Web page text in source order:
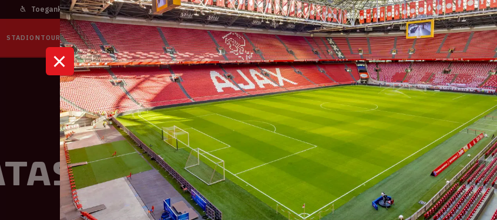
Toegankelijkheid Bereikbaarheid In het stadion Contact Inloggen ArenA portaal
STADIONTOURS NAAR DE ARENA BUSINESS EVENTS OVER ONS ZOEKEN